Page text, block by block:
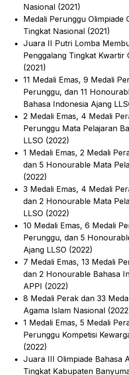
Nasional (2021)
Medali Perunggu Olimpiade
Tingkat Nasional (2021)
Juara II Putri Lomba
Penggalang Tingkat Kwartir
(2021)
11 Medali Emas, 9 Medali
Perunggu, dan 11
Bahasa Indonesia Ajang
2 Medali Emas, 4 Medali
Perunggu Mata Pelajaran
LLSO (2022)
1 Medali Emas, 2 Medali
dan 5 Honourable Mata
(2022)
3 Medali Emas, 4 Medali
dan 2 Honourable Mata
LLSO (2022)
10 Medali Emas, 6 Medali
Perunggu, dan 5
Ajang LLSO (2022)
7 Medali Emas, 13 Medali
dan 2 Honourable Bahasa
APPI (2022)
8 Medali Perak dan 33
Agama Islam Nasional
1 Medali Emas, 5 Medali
Perunggu Kompetisi
(2022)
Juara III Olimpiade Bahasa
Tingkat Kabupaten